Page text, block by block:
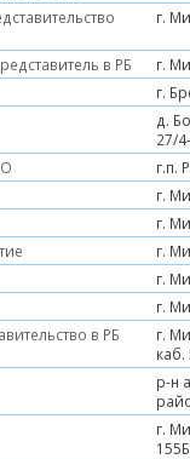
г.
в РБ г.
г.
д.
27/
г.п.
г.
г.
г.
г.
г.
в РБ
г.
каб.
р-н
г.